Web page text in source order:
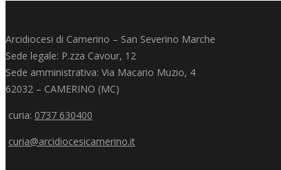
Arcidiocesi di Camerino – San Severino Marche
Sede legale: P.zza Cavour, 12
Sede amministrativa: Via Macario Muzio, 4
62032 – CAMERINO (MC)
curia: 0737 630400
curia@arcidiocesicamerino.it